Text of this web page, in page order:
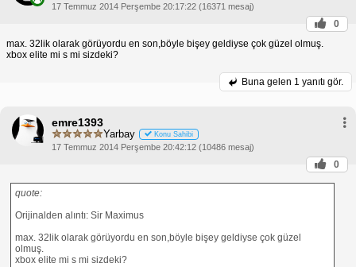
17 Temmuz 2014 Perşembe 20:17:22 (16371 mesaj)
0
max. 32lik olarak görüyordu en son,böyle bişey geldiyse çok güzel olmuş.
xbox elite mi s mi sizdeki?
Buna gelen 1 yanıtı gör.
emre1393
Yarbay Konu Sahibi
17 Temmuz 2014 Perşembe 20:42:12 (10486 mesaj)
0
quote:
Orijinalden alıntı: Sir Maximus
max. 32lik olarak görüyordu en son,böyle bişey geldiyse çok güzel
olmuş.
xbox elite mi s mi sizdeki?